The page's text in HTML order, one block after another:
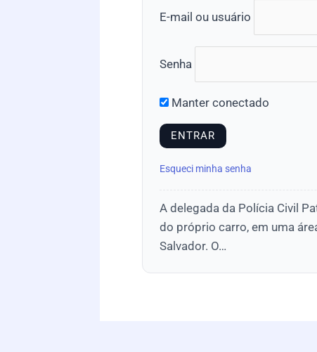
E-mail ou usuário
Senha
Manter conectado
Esqueci minha senha
A delegada da Polícia Civil
do próprio carro, em uma
Salvador. O…